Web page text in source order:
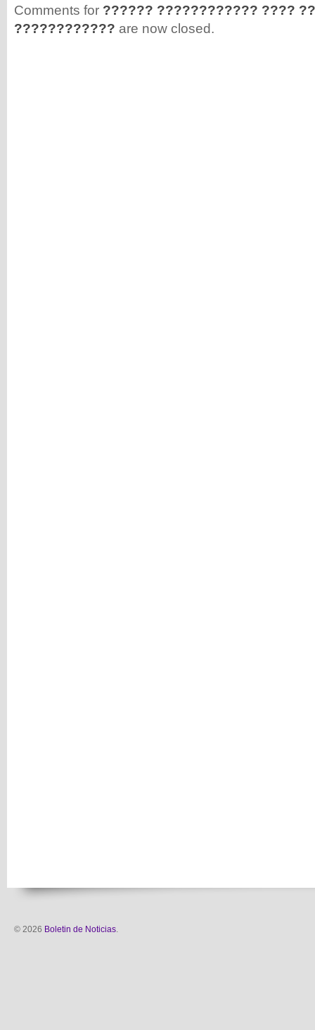
Comments for ?????? ???????????? ????
???????????? are now closed.
© 2026 Boletin de Noticias.